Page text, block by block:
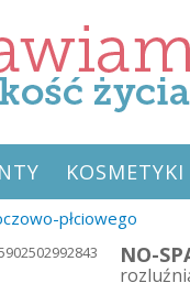
KOSMETYKI
płciowego
NO-